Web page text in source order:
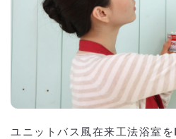
ユニットバス風在来工法浴室